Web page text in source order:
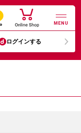
MENU
ログインする